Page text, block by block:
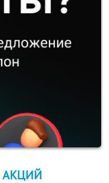
АКЦИЙ